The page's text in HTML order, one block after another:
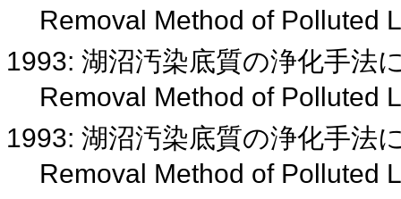
Removal Method of Polluted
1993: 湖沼汚染底質の浄化手法
Removal Method of Polluted
1993: 湖沼汚染底質の浄化手法
Removal Method of Polluted